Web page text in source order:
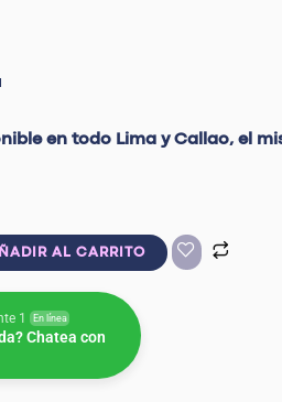
en todo Lima y Callao, el
AL CARRITO
1 En línea
Chatea con